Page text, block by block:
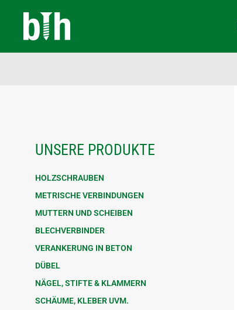
UNSERE PRODUKTE
HOLZSCHRAUBEN
METRISCHE VERBINDUNGEN
MUTTERN UND SCHEIBEN
BLECHVERBINDER
VERANKERUNG IN BETON
DÜBEL
NÄGEL, STIFTE & KLAMMERN
SCHÄUME, KLEBER UVM.